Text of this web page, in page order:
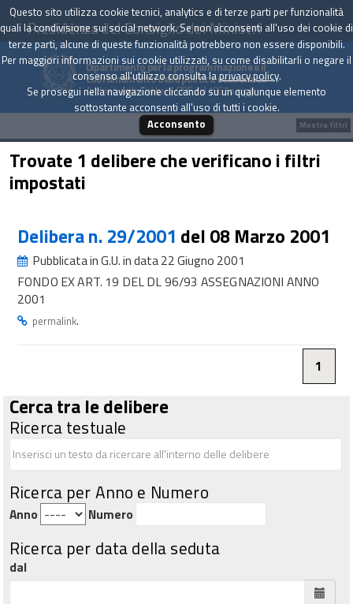
Presidenza del Consiglio dei Ministri
Dipartimento per la programmazione e il
coordinamento della politica economica
Archivio delle Delibere CIPE dal 1967 a oggi
Trovate 1 delibere che verificano i filtri
impostati
Delibera n. 29/2001 del 08 Marzo 2001
Pubblicata in G.U. in data 22 Giugno 2001
FONDO EX ART. 19 DEL DL 96/93 ASSEGNAZIONI ANNO
2001
permalink.
1
Cerca tra le delibere
Ricerca testuale
Ricerca per Anno e Numero
Anno Numero
Ricerca per data della seduta
dal
Mostra filtri
Questo sito utilizza cookie tecnici, analytics e di terze parti per funzionalità
quali la condivisione sui social network. Se non acconsenti all'uso dei cookie di
terze parti, alcune di queste funzionalità potrebbero non essere disponibili.
Per maggiori informazioni sui cookie utilizzati, su come disabilitarli o negare il
consenso all'utilizzo consulta laprivacy policy.
Se prosegui nella navigazione cliccando su un qualunque elemento
sottostante acconsenti all'uso di tutti i cookie.
Acconsento